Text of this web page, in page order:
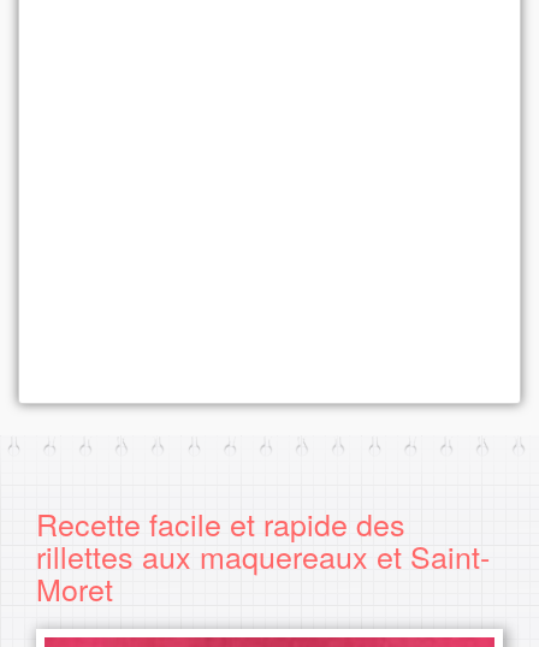
Recette facile et rapide des
rillettes aux maquereaux et Saint-
Moret